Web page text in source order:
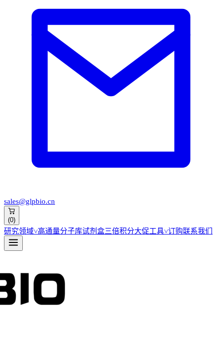
sales@glpbio.cn
(0)
研究领域˅高通量分子库试剂盒三倍积分大促工具˅订购联系我们